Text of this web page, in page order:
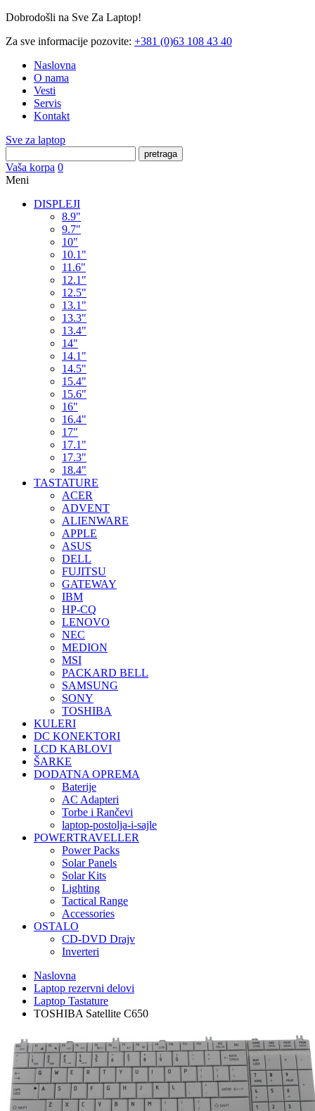
Dobrodošli na Sve Za Laptop!
Za sve informacije pozovite: +381 (0)63 108 43 40
Naslovna
O nama
Vesti
Servis
Kontakt
Sve za laptop
pretraga
Vaša korpa 0
Meni
DISPLEJI
8.9"
9.7"
10"
10.1"
11.6"
12.1"
12.5"
13.1"
13.3"
13.4"
14"
14.1"
14.5"
15.4"
15.6"
16"
16.4"
17"
17.1"
17.3"
18.4"
TASTATURE
ACER
ADVENT
ALIENWARE
APPLE
ASUS
DELL
FUJITSU
GATEWAY
IBM
HP-CQ
LENOVO
NEC
MEDION
MSI
PACKARD BELL
SAMSUNG
SONY
TOSHIBA
KULERI
DC KONEKTORI
LCD KABLOVI
ŠARKE
DODATNA OPREMA
Baterije
AC Adapteri
Torbe i Rančevi
laptop-postolja-i-sajle
POWERTRAVELLER
Power Packs
Solar Panels
Solar Kits
Lighting
Tactical Range
Accessories
OSTALO
CD-DVD Drajv
Inverteri
Naslovna
Laptop rezervni delovi
Laptop Tastature
TOSHIBA Satellite C650